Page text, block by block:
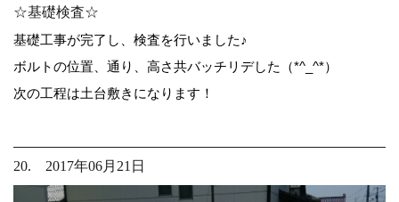
☆基礎検査☆
基礎工事が完了し、検査を行いました♪
ボルトの位置、通り、高さ共バッチリデした（*^_^*）
次の工程は土台敷きになります！
20. 2017年06月21日